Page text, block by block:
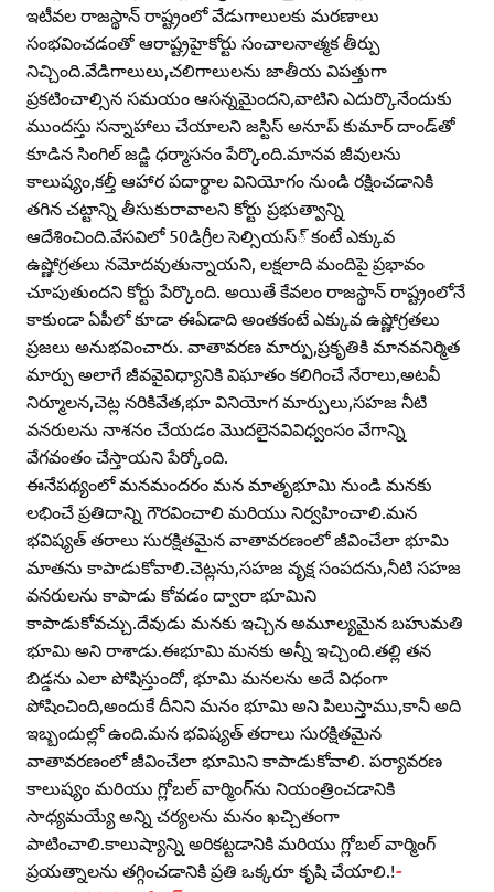
ఇటీవల రాజస్థాన్‌ రాష్ట్రంలో వేడుగాలులకు మరణాలు
సంభవించడంతో ఆరాష్ట్రహైకోర్టు సంచాలనాత్మక తీర్పు
నిచ్చింది.వేడిగాలులు,చలిగాలులను జాతీయ విపత్తుగా
ప్రకటించాల్సిన సమయం ఆసన్నమైందని,వాటిని ఎదుర్కొనేందుకు
ముందస్తు సన్నాహాలు చేయాలని జస్టిస్‌ అనూప్‌ కుమార్‌ దాండ్‌తో
కూడిన సింగిల్‌ జడ్జి ధర్మాసనం పేర్కొంది.మానవ జీవులను
కాలుష్యం,కల్తీ ఆహార పదార్థాల వినియోగం నుండి రక్షించడానికి
తగిన చట్టాన్ని తీసుకురావాలని కోర్టు ప్రభుత్వాన్ని
ఆదేశించింది.వేసవిలో 50డిగ్రీల సెల్సియస్‌్‌ కంటే ఎక్కువ
ఉష్ణోగ్రతలు నమోదవుతున్నాయని, లక్షలాది మందిపై ప్రభావం
చూపుతుందని కోర్టు పేర్కొంది. అయితే కేవలం రాజస్థాన్‌ రాష్ట్రంలోనే
కాకుండా ఏపీలో కూడా ఈఏడాది అంతకంటే ఎక్కువ ఉష్ణోగ్రతలు
ప్రజలు అనుభవించారు. వాతావరణ మార్పు,ప్రకృతికి మానవనిర్మిత
మార్పు అలాగే జీవవైవిధ్యానికి విఘాతం కలిగించే నేరాలు,అటవీ
నిర్మూలన,చెట్ల నరికివేత,భూ వినియోగ మార్పులు,సహజ నీటి
వనరులను నాశనం చేయడం మొదలైనవివిధ్వంసం వేగాన్ని
వేగవంతం చేస్తాయని పేర్కోంది.
ఈనేపథ్యంలో మనమందరం మన మాతృభూమి నుండి మనకు
లభించే ప్రతిదాన్ని గౌరవించాలి మరియు నిర్వహించాలి.మన
భవిష్యత్‌ తరాలు సురక్షితమైన వాతావరణంలో జీవించేలా భూమి
మాతను కాపాడుకోవాలి.చెట్లను,సహజ వృక్ష సంపదను,నీటి సహజ
వనరులను కాపాడు కోవడం ద్వారా భూమిని
కాపాడుకోవచ్చు.దేవుడు మనకు ఇచ్చిన అమూల్యమైన బహుమతి
భూమి అని రాశాడు.ఈభూమి మనకు అన్నీ ఇచ్చింది.తల్లి తన
బిడ్డను ఎలా పోషిస్తుందో, భూమి మనలను అదే విధంగా
పోషించింది,అందుకే దీనిని మనం భూమి అని పిలుస్తాము,కానీ అది
ఇబ్బందుల్లో ఉంది.మన భవిష్యత్‌ తరాలు సురక్షితమైన
వాతావరణంలో జీవించేలా భూమిని కాపాడుకోవాలి. పర్యావరణ
కాలుష్యం మరియు గ్లోబల్‌ వార్మింగ్‌ను నియంత్రించడానికి
సాధ్యమయ్యే అన్ని చర్యలను మనం ఖచ్చితంగా
పాటించాలి.కాలుష్యాన్ని అరికట్టడానికి మరియు గ్లోబల్‌ వార్మింగ్‌
ప్రయత్నాలను తగ్గించడానికి ప్రతి ఒక్కరూ కృషి చేయాలి.!-